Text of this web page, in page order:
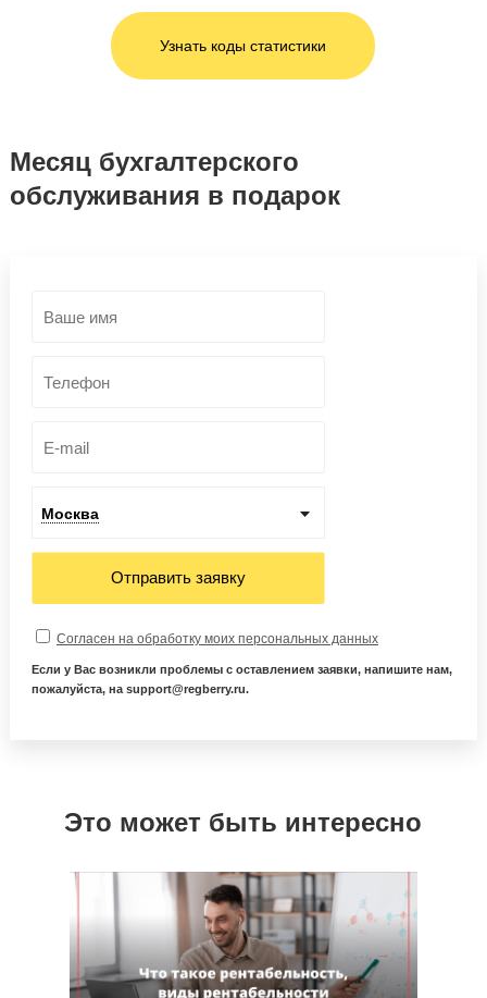
Узнать коды статистики
Месяц бухгалтерского
обслуживания в подарок
Москва
Отправить заявку
Согласен на обработку моих персональных данных
Если у Вас возникли проблемы с оставлением заявки, напишите нам,
пожалуйста, на support@regberry.ru.
Это может быть интересно